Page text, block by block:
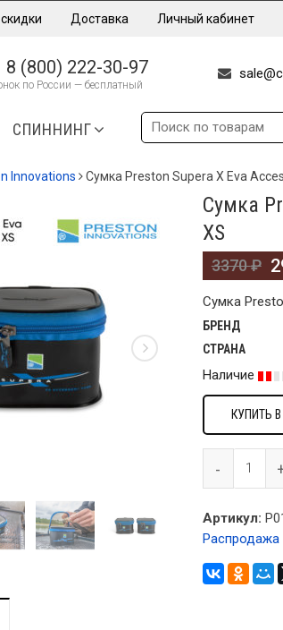
Доставка Личный кабинет
8 (800) 222-30-97
по России — бесплатный
СПИННИНГ
Innovations Сумка Preston Supera X Eva
Сумка
XS
3370₽
Сумка
БРЕНД
СТРАНА
Наличие
КУПИТЬ
Артикул: